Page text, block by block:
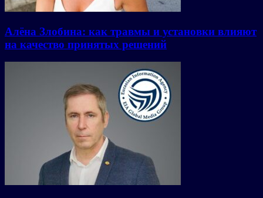
Алёна Злобина: как травмы и установки влияют
на качество принятых решений